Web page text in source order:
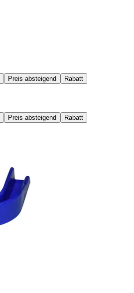
Preis absteigend Rabatt
Preis absteigend Rabatt